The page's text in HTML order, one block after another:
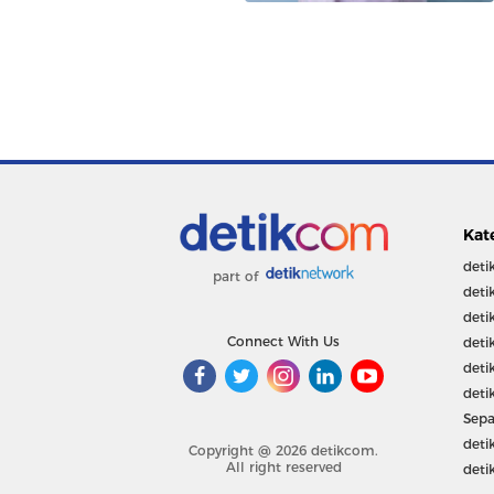
part of
Connect With Us
Copyright @ 2026 detikcom.
All right reserved